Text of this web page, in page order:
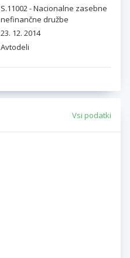
S.11002 - Nacionalne zasebne
nefinančne družbe
23. 12. 2014
Avtodeli
Vsi podatki